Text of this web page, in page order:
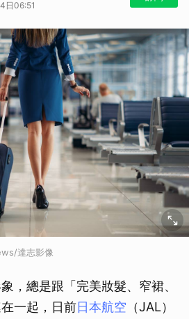
日06:51
達志影像
，總是跟「完美妝髮、窄裙、
一起，日前日本航空 （JAL）